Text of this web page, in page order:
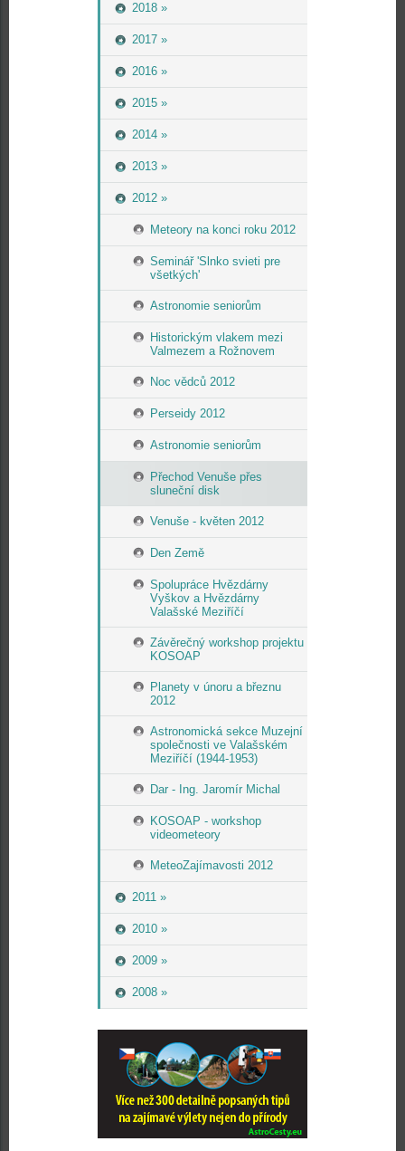
2018 »
2017 »
2016 »
2015 »
2014 »
2013 »
2012 »
Meteory na konci roku 2012
Seminář 'Slnko svieti pre
všetkých'
Astronomie seniorům
Historickým vlakem mezi
Valmezem a Rožnovem
Noc vědců 2012
Perseidy 2012
Astronomie seniorům
Přechod Venuše přes
sluneční disk
Venuše - květen 2012
Den Země
Spolupráce Hvězdárny
Vyškov a Hvězdárny
Valašské Meziříčí
Závěrečný workshop projektu
KOSOAP
Planety v únoru a březnu
2012
Astronomická sekce Muzejní
společnosti ve Valašském
Meziříčí (1944-1953)
Dar - Ing. Jaromír Michal
KOSOAP - workshop
videometeory
MeteoZajímavosti 2012
2011 »
2010 »
2009 »
2008 »